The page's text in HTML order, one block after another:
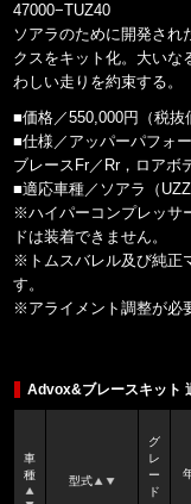
47000−TUZ40
ソアラのために開発され
クスをキット化。大いな
わしい走りを約束する。
■価格／550,000円（税抜
■仕様／アッパーパフォ
ブレースFr／Rr，ロアボ
■適応車種／ソアラ（
※ハイパーコンプレッサ
ドは装着できません。
※トムスバレル及び純正
す。
※アライメント調整が必
Advox&ブレースキット
車
種
型式
グ
レ
ー
ド